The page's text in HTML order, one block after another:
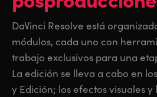
DaVinci Resolve está
módulos, cada uno con
trabajo exclusivos para una
La edición se lleva a cabo en
y Edición; los efectos visuales